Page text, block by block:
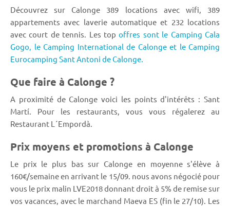
Découvrez sur Calonge 389 locations avec wifi, 389
appartements avec laverie automatique et 232 locations
avec court de tennis. Les topoffres sont le Camping Cala
Gogo,
le Camping International de Calonge et le Camping
Eurocamping Sant Antoni de Calonge.
Que faire à Calonge ?
A proximité de Calonge voici les points d'intérêts : Sant
Martí. Pour les restaurants, vous vous régalerez au
Restaurant L´Empordà.
Prix moyens et promotions à Calonge
Le prix le plus bas sur Calonge en moyenne s'élève à
160€/semaine en arrivant le 15/09. nous avons négocié pour
vous le prix malin LVE2018 donnant droit à 5% de remise sur
vos vacances, avec le marchand Maeva ES (fin le 27/10). Les